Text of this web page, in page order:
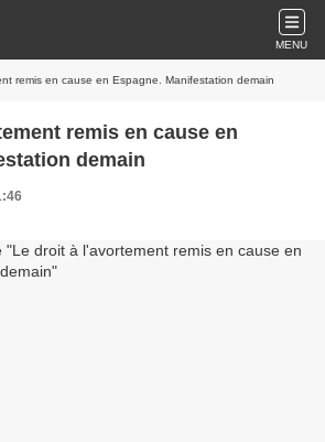
MENU
remis en cause en Espagne. Manifestation demain
remis en cause en
demain